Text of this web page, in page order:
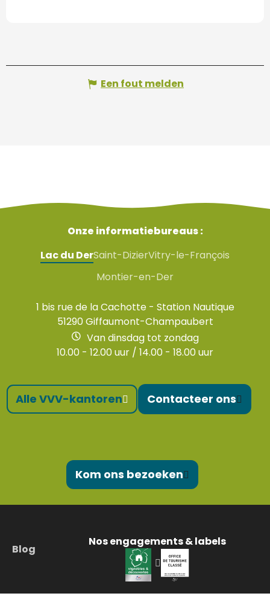
Een fout melden
Onze informatiebureaus :
Lac du DerSaint-DizierVitry-le-François
Montier-en-Der
1 bis rue de la Cachotte - Station Nautique
51290 Giffaumont-Champaubert
Van dinsdag tot zondag
10.00 - 12.00 uur / 14.00 - 18.00 uur
Alle VVV-kantoren Contacteer ons
Kom ons bezoeken
Blog
Nos engagements & labels